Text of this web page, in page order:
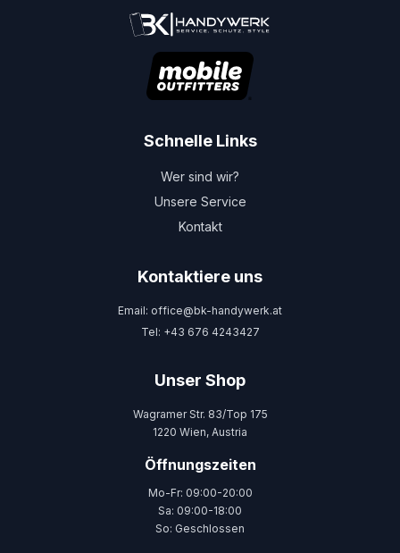
Schnelle Links
Wer sind wir?
Unsere Service
Kontakt
Kontaktiere uns
Email: office@bk-handywerk.at
Tel: +43 676 4243427
Unser Shop
Wagramer Str. 83/Top 175
1220 Wien, Austria
Öffnungszeiten
Mo-Fr: 09:00-20:00
Sa: 09:00-18:00
So: Geschlossen